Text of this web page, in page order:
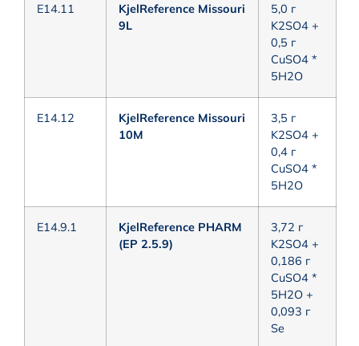
E14.11
KjelReference Missouri
9L
5,0 г
K2SO4 +
0,5 г
CuSO4 *
5H2O
E14.12
KjelReference Missouri
10M
3,5 г
K2SO4 +
0,4 г
CuSO4 *
5H2O
E14.9.1
KjelReference PHARM
(EP 2.5.9)
3,72 г
K2SO4 +
0,186 г
CuSO4 *
5H2O +
0,093 г
Se